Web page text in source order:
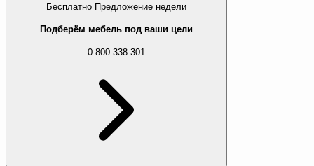
Бесплатно Предложение недели
Подберём мебель под ваши цели
0 800 338 301